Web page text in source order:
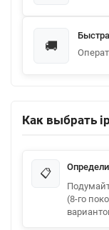
🚚
Как выбрать
📋
(8-го